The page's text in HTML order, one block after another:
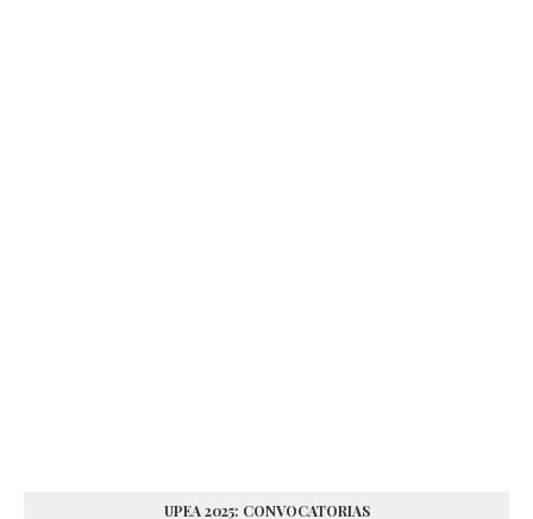
UPEA 2025: CONVOCATORIAS